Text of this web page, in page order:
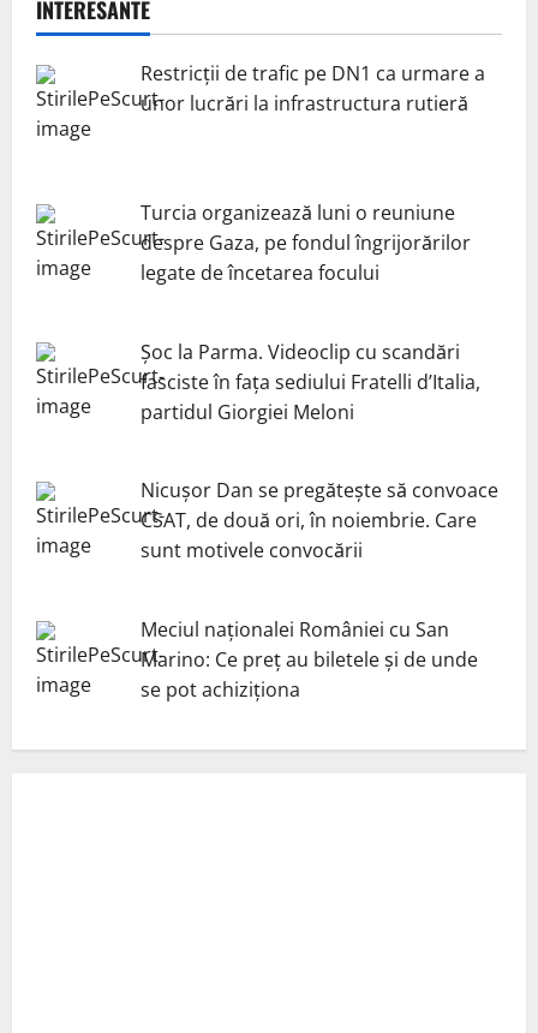
INTERESANTE
Restricții de trafic pe DN1 ca urmare a
unor lucrări la infrastructura rutieră
Turcia organizează luni o reuniune
despre Gaza, pe fondul îngrijorărilor
legate de încetarea focului
Șoc la Parma. Videoclip cu scandări
fasciste în fața sediului Fratelli d’Italia,
partidul Giorgiei Meloni
Nicuşor Dan se pregăteşte să convoace
CSAT, de două ori, în noiembrie. Care
sunt motivele convocării
Meciul naționalei României cu San
Marino: Ce preț au biletele și de unde
se pot achiziționa